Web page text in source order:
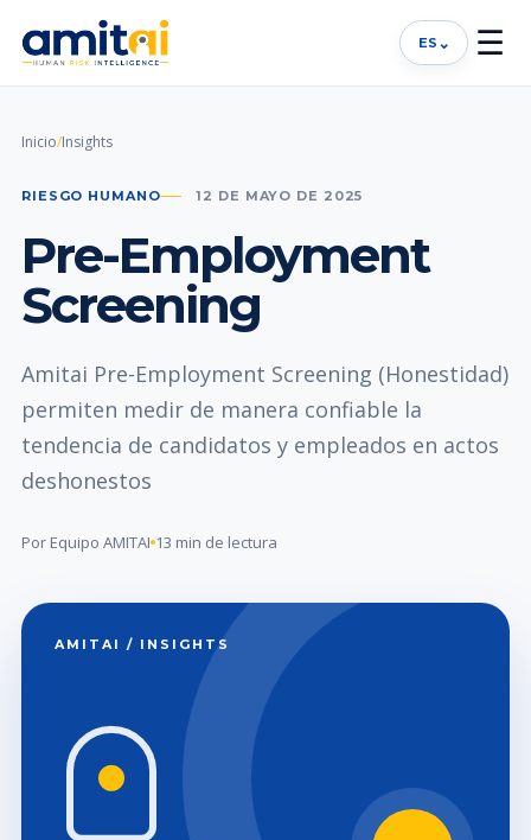
ES ⌄ ☰
Inicio/Insights
RIESGO HUMANO 12 DE MAYO DE 2025
Pre-Employment
Screening
Amitai Pre-Employment Screening (Honestidad)
permiten medir de manera confiable la
tendencia de candidatos y empleados en actos
deshonestos
Por Equipo AMITAI 13 min de lectura
AMITAI / INSIGHTS